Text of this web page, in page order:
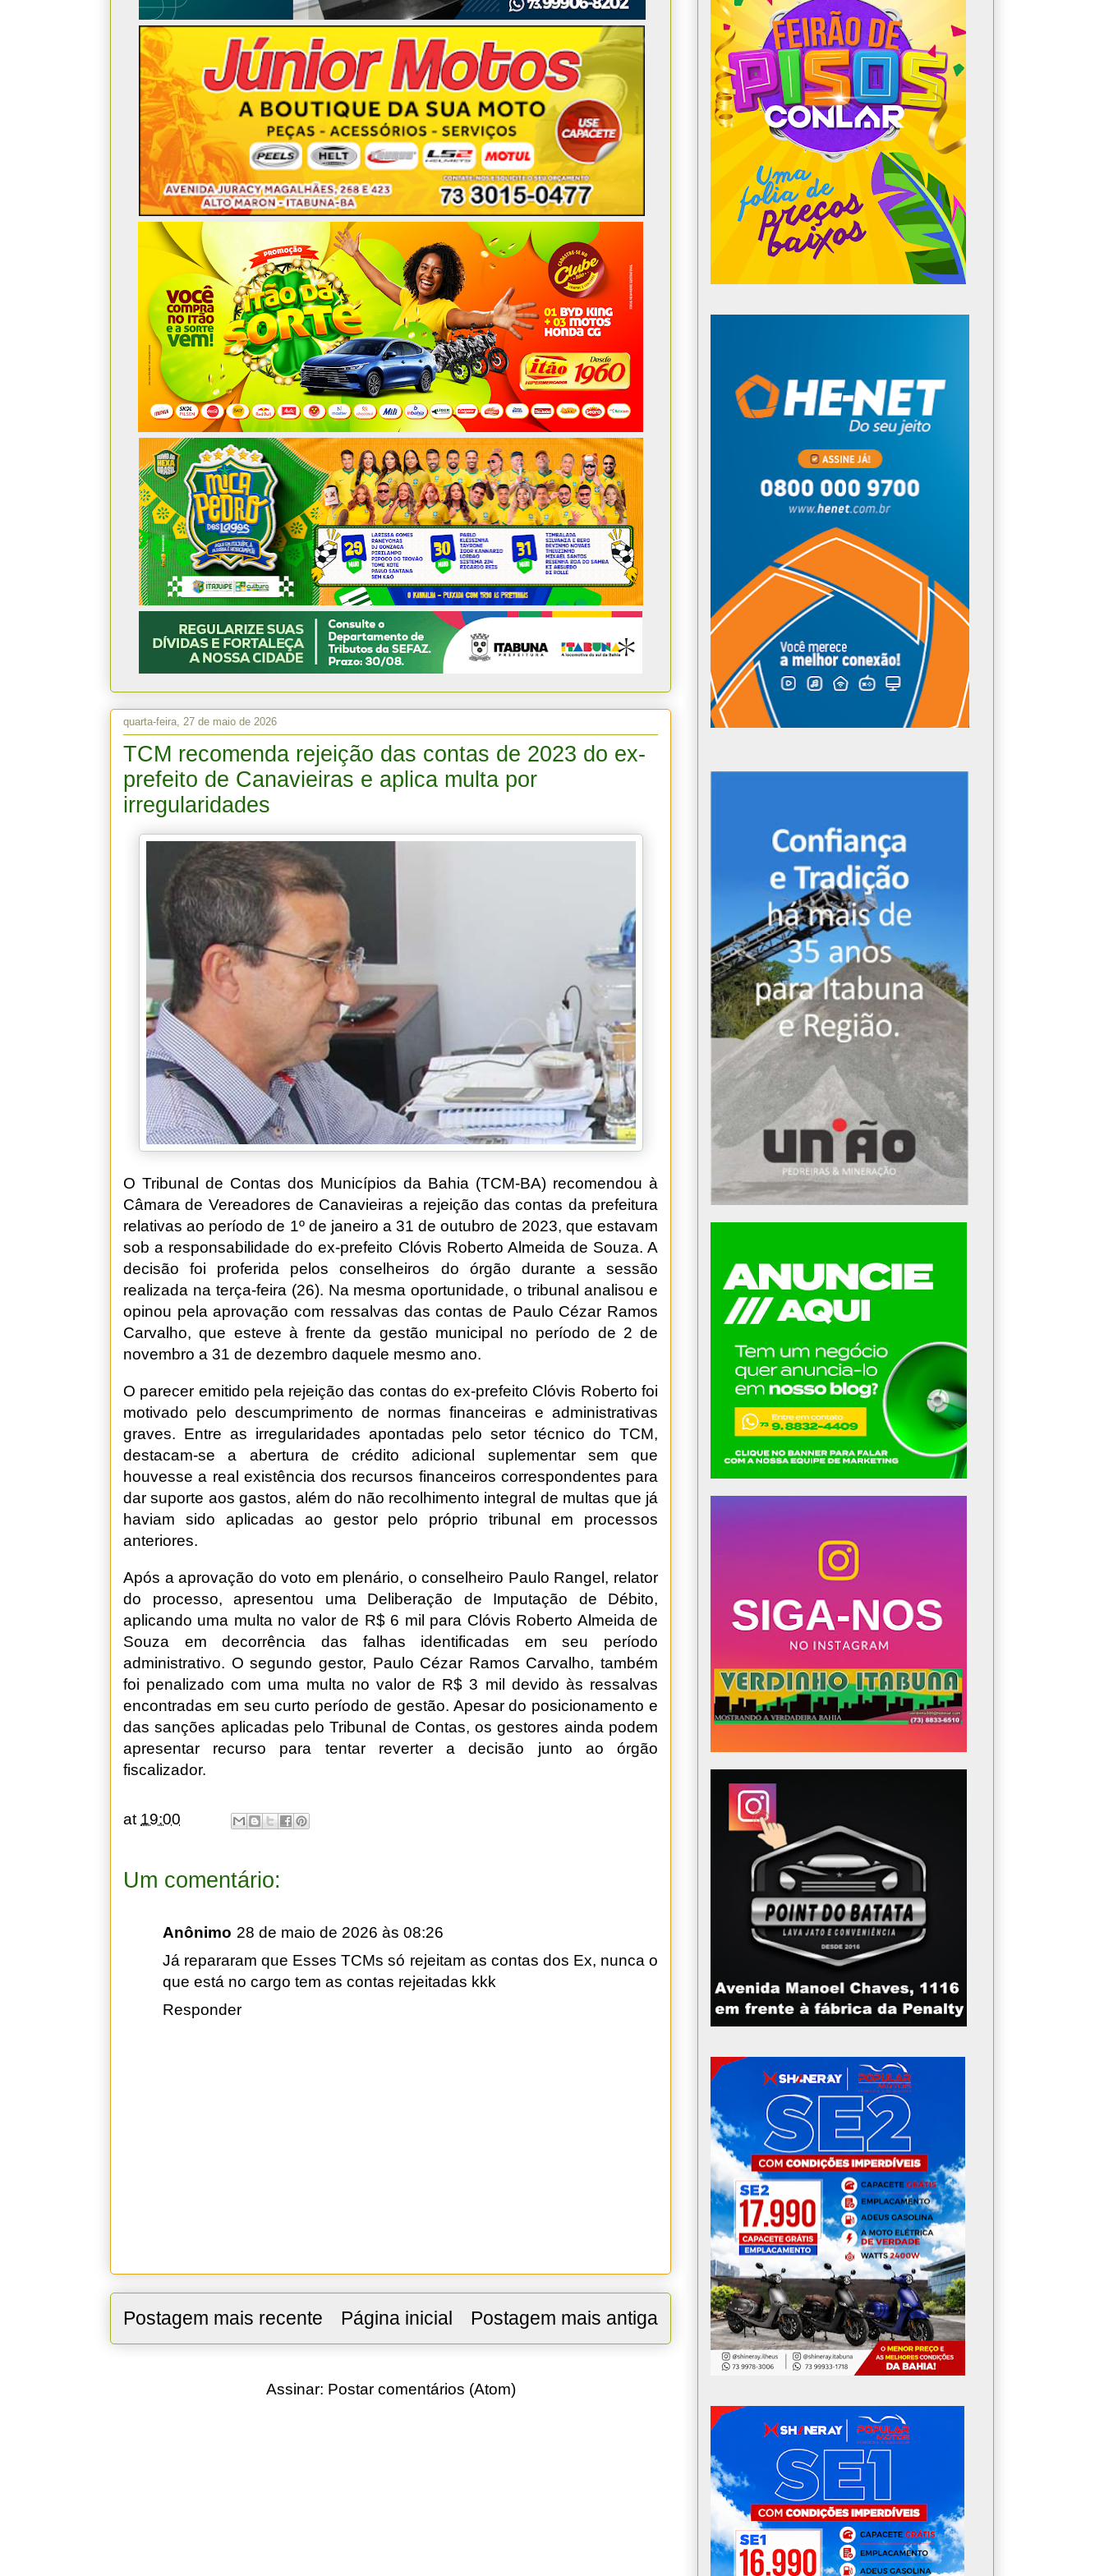
quarta-feira, 27 de maio de 2026
TCM recomenda rejeição das contas de 2023 do ex-
prefeito de Canavieiras e aplica multa por
irregularidades
O Tribunal de Contas dos Municípios da Bahia (TCM-BA) recomendou à
Câmara de Vereadores de Canavieiras a rejeição das contas da prefeitura
relativas ao período de 1º de janeiro a 31 de outubro de 2023, que estavam
sob a responsabilidade do ex-prefeito Clóvis Roberto Almeida de Souza. A
decisão foi proferida pelos conselheiros do órgão durante a sessão
realizada na terça-feira (26). Na mesma oportunidade, o tribunal analisou e
opinou pela aprovação com ressalvas das contas de Paulo Cézar Ramos
Carvalho, que esteve à frente da gestão municipal no período de 2 de
novembro a 31 de dezembro daquele mesmo ano.
O parecer emitido pela rejeição das contas do ex-prefeito Clóvis Roberto foi
motivado pelo descumprimento de normas financeiras e administrativas
graves. Entre as irregularidades apontadas pelo setor técnico do TCM,
destacam-se a abertura de crédito adicional suplementar sem que
houvesse a real existência dos recursos financeiros correspondentes para
dar suporte aos gastos, além do não recolhimento integral de multas que já
haviam sido aplicadas ao gestor pelo próprio tribunal em processos
anteriores.
Após a aprovação do voto em plenário, o conselheiro Paulo Rangel, relator
do processo, apresentou uma Deliberação de Imputação de Débito,
aplicando uma multa no valor de R$ 6 mil para Clóvis Roberto Almeida de
Souza em decorrência das falhas identificadas em seu período
administrativo. O segundo gestor, Paulo Cézar Ramos Carvalho, também
foi penalizado com uma multa no valor de R$ 3 mil devido às ressalvas
encontradas em seu curto período de gestão. Apesar do posicionamento e
das sanções aplicadas pelo Tribunal de Contas, os gestores ainda podem
apresentar recurso para tentar reverter a decisão junto ao órgão
fiscalizador.
at 19:00
Um comentário:
Anônimo 28 de maio de 2026 às 08:26
Já repararam que Esses TCMs só rejeitam as contas dos Ex, nunca o
que está no cargo tem as contas rejeitadas kkk
Responder
Postagem mais recente Postagem mais antiga
Página inicial
Assinar: Postar comentários (Atom)